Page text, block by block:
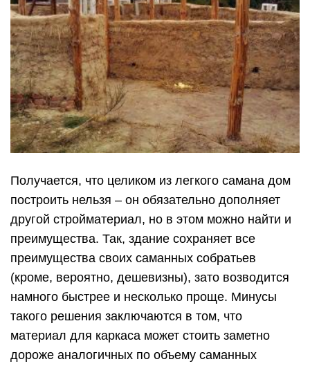
Получается, что целиком из легкого самана дом
построить нельзя – он обязательно дополняет
другой стройматериал, но в этом можно найти и
преимущества. Так, здание сохраняет все
преимущества своих саманных собратьев
(кроме, вероятно, дешевизны), зато возводится
намного быстрее и несколько проще. Минусы
такого решения заключаются в том, что
материал для каркаса может стоить заметно
дороже аналогичных по объему саманных